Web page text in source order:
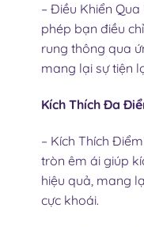
– Điều Khiển
phép bạn điều
rung thông qua
mang lại sự tiện
Kích Thích Đa
– Kích Thích
tròn êm ái giúp
hiệu quả, mang
cực khoái.